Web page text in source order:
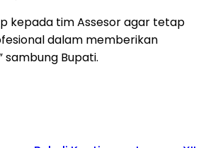
kepada tim Assesor agar tetap
dalam memberikan
sambung Bupati.